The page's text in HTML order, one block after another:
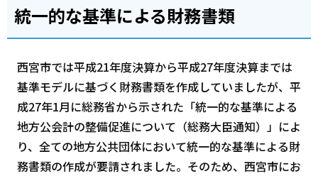
統一的な基準による財務書類
西宮市では平成21年度決算から平成27年度決算までは
基準モデルに基づく財務書類を作成していましたが、平
成27年1月に総務省から示された「統一的な基準による
地方公会計の整備促進について（総務大臣通知）」によ
り、全ての地方公共団体において統一的な基準による財
務書類の作成が要請されました。そのため、西宮市にお